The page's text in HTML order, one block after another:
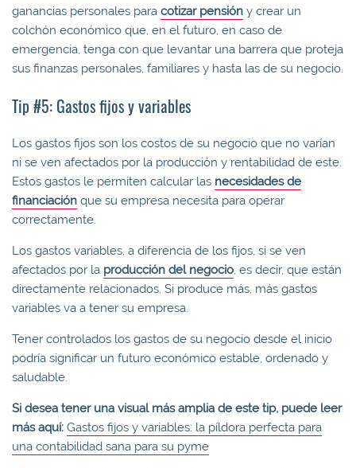
ganancias personales para cotizar pensión y crear un
colchón económico que, en el futuro, en caso de
emergencia, tenga con que levantar una barrera que proteja
sus finanzas personales, familiares y hasta las de su negocio.
Tip #5: Gastos fijos y variables
Los gastos fijos son los costos de su negocio que no varían
ni se ven afectados por la producción y rentabilidad de este.
Estos gastos le permiten calcular las necesidades de
financiación que su empresa necesita para operar
correctamente.
Los gastos variables, a diferencia de los fijos, si se ven
afectados por la producción del negocio, es decir, que están
directamente relacionados. Si produce más, más gastos
variables va a tener su empresa.
Tener controlados los gastos de su negocio desde el inicio
podría significar un futuro económico estable, ordenado y
saludable.
Si desea tener una visual más amplia de este tip, puede leer
más aquí: Gastos fijos y variables: la píldora perfecta para
una contabilidad sana para su pyme